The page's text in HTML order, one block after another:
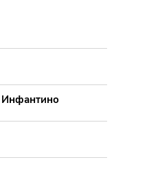
Инфантино